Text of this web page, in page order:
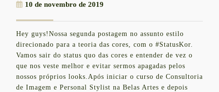
DE
VERÃO
PURO
/
COOL
SUMMER
10 de novembro de 2019
de
2019
Hey guys!Nossa segunda postagem no assunto estilo
direcionado para a teoria das cores, com o #StatusKor.
Vamos sair do status quo das cores e entender de vez o
que nos veste melhor e evitar sermos apagadas pelos
nossos próprios looks.Após iniciar o curso de Consultoria
de Imagem e Personal Stylist na Belas Artes e depois